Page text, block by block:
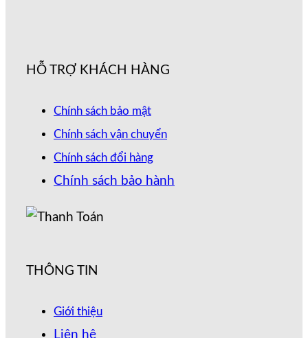
HỖ TRỢ KHÁCH HÀNG
Chính sách bảo mật
Chính sách vận chuyển
Chính sách đổi hàng
Chính sách bảo hành
THÔNG TIN
Giới thiệu
Liên hệ